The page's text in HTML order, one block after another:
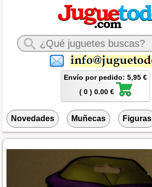
Envío por pedido: 5,95 €
( 0 ) 0.00 €
Novedades Muñecas Figuras